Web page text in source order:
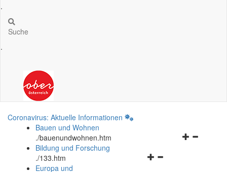
.
Suche
.
Coronavirus: Aktuelle Informationen
Bauen und Wohnen
./bauenundwohnen.htm
Navigationsmenü
Bildung und Forschung
./133.htm
Europa und